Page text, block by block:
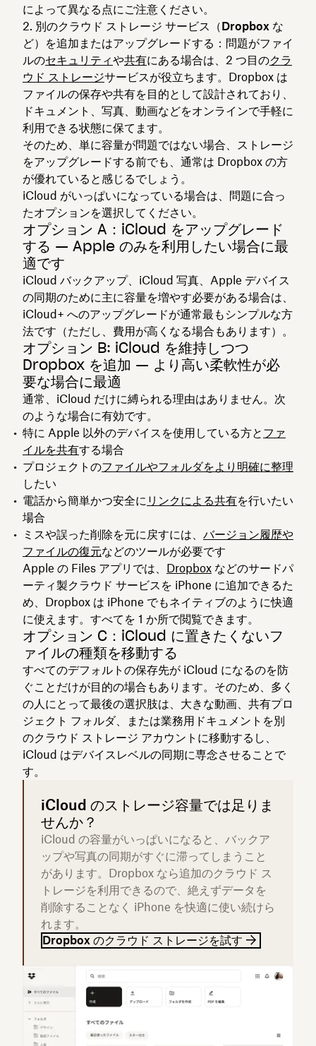
によって異なる点にご注意ください。
別のクラウド ストレージ サービス（Dropbox な
ど）を追加またはアップグレードする ：問題がファイ
ルのセキュリティや共有にある場合は、2 つ目のクラ
ウド ストレージサービスが役立ちます。Dropbox は
ファイルの保存や共有を目的として設計されており、
ドキュメント、写真、動画などをオンラインで手軽に
利用できる状態に保てます。
そのため、単に容量が問題ではない場合、ストレージ
をアップグレードする前でも、通常は Dropbox の方
が優れていると感じるでしょう。
iCloud がいっぱいになっている場合は、問題に合っ
たオプションを選択してください。
オプション A：iCloud をアップグレード
する — Apple のみを利用したい場合に最
適です
iCloud バックアップ、iCloud 写真、Apple デバイス
の同期のために主に容量を増やす必要がある場合は、
iCloud+ へのアップグレードが通常最もシンプルな方
法です（ただし、費用が高くなる場合もあります）。
オプション B: iCloud を維持しつつ
Dropbox を追加 — より高い柔軟性が必
要な場合に最適
通常、iCloud だけに縛られる理由はありません。次
のような場合に有効です。
特に Apple 以外のデバイスを使用している方と ファ
イルを共有する場合
プロジェクトのファイルやフォルダをより明確に整理
したい
電話から簡単かつ安全に リンクによる共有を行いたい
場合
ミスや誤った削除を元に戻すには、 バージョン履歴や
ファイルの復元などのツールが必要です
Apple の Files アプリでは、 Dropbox などのサードパ
ーティ製クラウド サービスを iPhone に追加できるた
め、Dropbox は iPhone でもネイティブのように快適
に使えます。すべてを 1 か所で閲覧できます。
オプション C：iCloud に置きたくないフ
ァイルの種類を移動する
すべてのデフォルトの保存先が iCloud になるのを防
ぐことだけが目的の場合もあります。そのため、多く
の人にとって最後の選択肢は、大きな動画、共有プロ
ジェクト フォルダ、または業務用ドキュメントを別
のクラウド ストレージ アカウントに移動するし、
iCloud はデバイスレベルの同期に専念させることで
す。
iCloud のストレージ容量では足りま
せんか？
iCloud の容量がいっぱいになると、バックア
ップや写真の同期がすぐに滞ってしまうこと
があります。Dropbox なら追加のクラウド ス
トレージを利用できるので、絶えずデータを
削除することなく iPhone を快適に使い続けら
れます。
Dropbox のクラウド ストレージを試す